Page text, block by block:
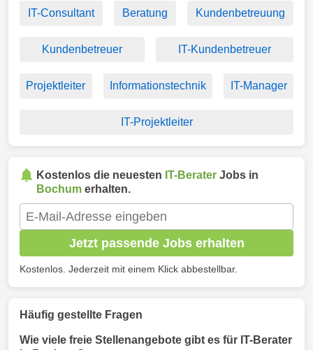
IT-Consultant Beratung Kundenbetreuung
Kundenbetreuer IT-Kundenbetreuer
Projektleiter Informationstechnik IT-Manager
IT-Projektleiter
Kostenlos die neuesten IT-Berater Jobs in
Bochum erhalten.
Jetzt passende Jobs erhalten
Kostenlos. Jederzeit mit einem Klick abbestellbar.
Häufig gestellte Fragen
Wie viele freie Stellenangebote gibt es für IT-Berater